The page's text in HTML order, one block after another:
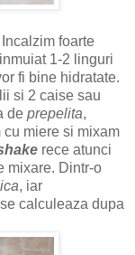
Incalzim foarte
1-2 linguri
fi bine hidratate.
si 2 caise sau
de prepelita,
miere si mixam
rece atunci
mixare. Dintr-o
, iar
calculeaza dupa